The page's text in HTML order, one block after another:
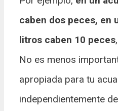
caben dos peces, en
litros caben 10 peces
No es menos
apropiada para tu
independientemente